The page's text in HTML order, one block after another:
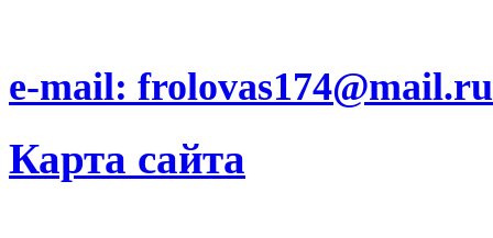
e-mail: frolovas174@mail.ru
Карта сайта